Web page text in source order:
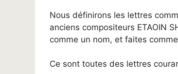
Nous définirons les lettres
anciens compositeurs ETAOIN
comme un nom, et faites
Ce sont toutes des lettres